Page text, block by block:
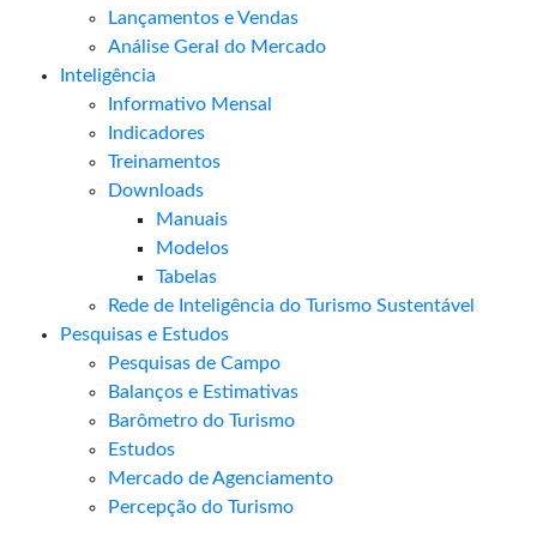
Lançamentos e Vendas
Análise Geral do Mercado
Inteligência
Informativo Mensal​
Indicadores
Treinamentos
Downloads
Manuais
Modelos
Tabelas
Rede de Inteligência do Turismo Sustentável
Pesquisas e Estudos
Pesquisas de Campo
Balanços e Estimativas
Barômetro do Turismo
Estudos
Mercado de Agenciamento
Percepção do Turismo